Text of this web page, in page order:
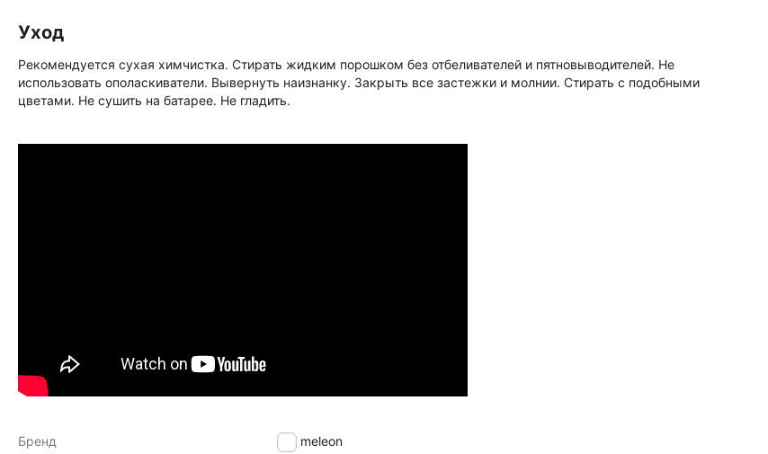
Уход
Рекомендуется сухая химчистка. Стирать жидким порошком без отбеливателей и пятновыводителей. Не
использовать ополаскиватели. Вывернуть наизнанку. Закрыть все застежки и молнии. Стирать с подобными
цветами. Не сушить на батарее. Не гладить.
Бренд
Chameleon